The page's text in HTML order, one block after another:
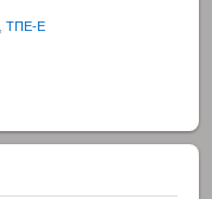
,ΤΠΕ-Ε